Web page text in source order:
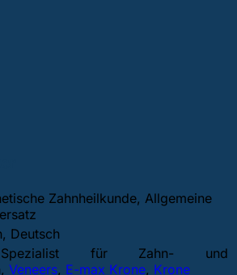
Zahnheilkunde, Allgemeine
Deutsch
Spezialist für Zahn- und
Veneers, E-max Krone, Krone